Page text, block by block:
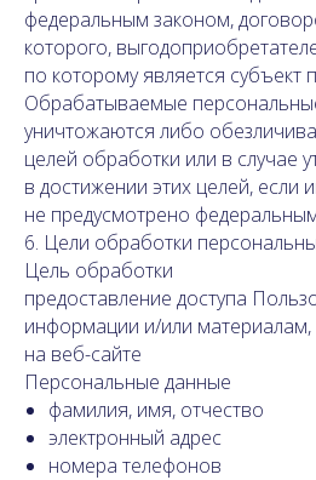
федеральным законом,
которого,
по которому является субъект
Обрабатываемые
уничтожаются либо
целей обработки или в случае
в достижении этих целей, если
не предусмотрено
6. Цели обработки
Цель обработки
предоставление доступа
информации и/или
на веб-сайте
Персональные данные
фамилия, имя, отчество
электронный адрес
номера телефонов